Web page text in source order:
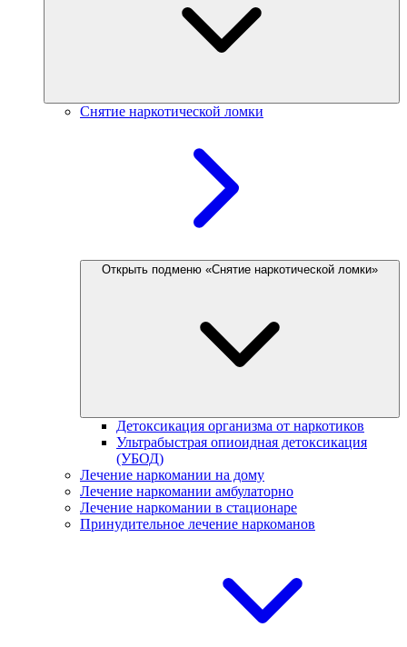
Снятие наркотической ломки
Открыть подменю «Снятие наркотической ломки»
Детоксикация организма от наркотиков
Ультрабыстрая опиоидная детоксикация
(УБОД)
Лечение наркомании на дому
Лечение наркомании амбулаторно
Лечение наркомании в стационаре
Принудительное лечение наркоманов